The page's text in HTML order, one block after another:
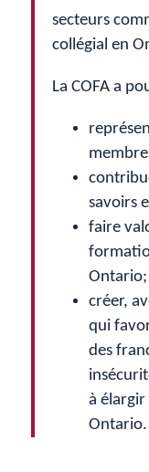
secteurs
collégial en
La COFA a
savoirs
faire
Ontario;
créer,
qui
des
à élargir
Ontario.